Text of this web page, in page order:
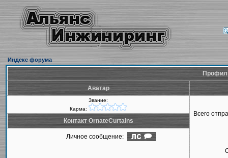
Индекс форума
Аватар
Звание:
Карма:
Всего
Контакт OrnateCurtains
Личное сообщение: